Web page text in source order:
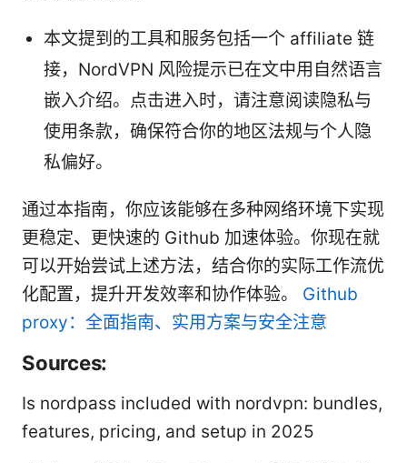
本文提到的工具和服务包括一个 affiliate 链
接，NordVPN 风险提示已在文中用自然语言
嵌入介绍。点击进入时，请注意阅读隐私与
使用条款，确保符合你的地区法规与个人隐
私偏好。
通过本指南，你应该能够在多种网络环境下实现
更稳定、更快速的 Github 加速体验。你现在就
可以开始尝试上述方法，结合你的实际工作流优
化配置，提升开发效率和协作体验。 Github
proxy：全面指南、实用方案与安全注意
Sources:
Is nordpass included with nordvpn: bundles,
features, pricing, and setup in 2025